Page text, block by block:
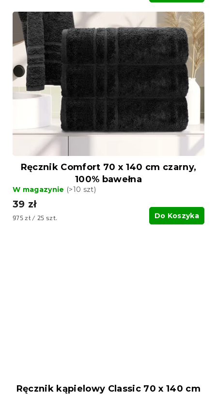
Ręcznik Comfort 70 x 140 cm czarny,
100% bawełna
W magazynie (>10 szt)
39 zł
Cena
975 zł / 25 szt. Do Koszyka
Ręcznik kąpielowy Classic 70 x 140 cm